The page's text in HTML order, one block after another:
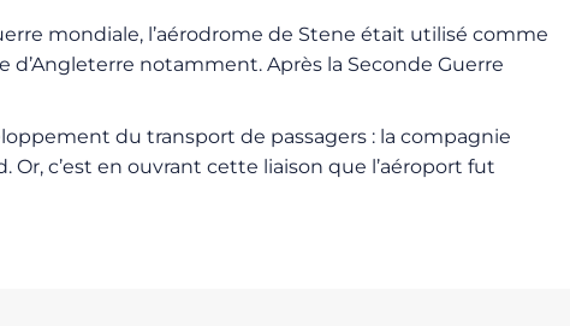
mondiale, l’aérodrome de Stene était utilisé comme
d’Angleterre notamment. Après la Seconde Guerre
du transport de passagers : la compagnie
c’est en ouvrant cette liaison que l’aéroport fut